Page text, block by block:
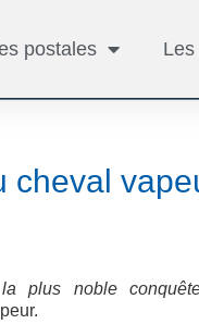
postales
cheval
plus noble